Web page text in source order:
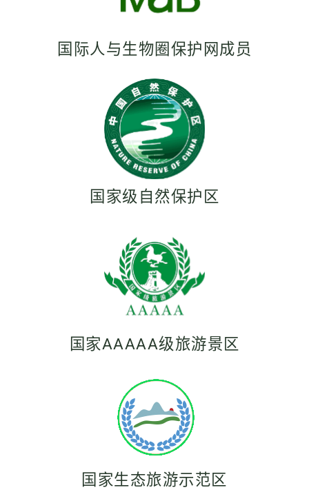
国际人与生物圈保护网成员
国家级自然保护区
国家AAAAA级旅游景区
国家生态旅游示范区